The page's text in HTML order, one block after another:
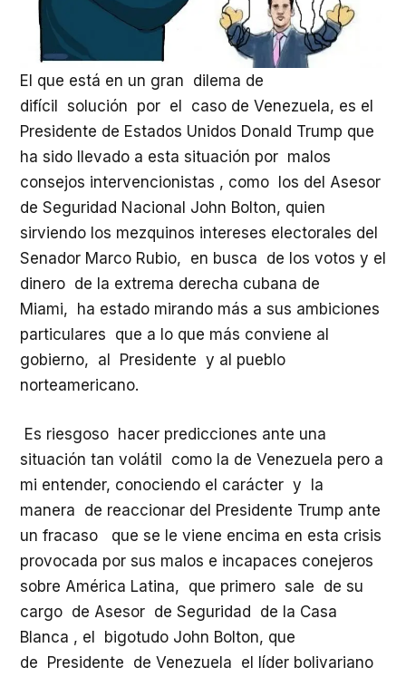
El que está en un gran dilema de
difícil solución por el caso de Venezuela, es el
Presidente de Estados Unidos Donald Trump que
ha sido llevado a esta situación por malos
consejos intervencionistas , como los del Asesor
de Seguridad Nacional John Bolton, quien
sirviendo los mezquinos intereses electorales del
Senador Marco Rubio, en busca de los votos y el
dinero de la extrema derecha cubana de
Miami, ha estado mirando más a sus ambiciones
particulares que a lo que más conviene al
gobierno, al Presidente y al pueblo
norteamericano.
Es riesgoso hacer predicciones ante una
situación tan volátil como la de Venezuela pero a
mi entender, conociendo el carácter y la
manera de reaccionar del Presidente Trump ante
un fracaso que se le viene encima en esta crisis
provocada por sus malos e incapaces conejeros
sobre América Latina, que primero sale de su
cargo de Asesor de Seguridad de la Casa
Blanca , el bigotudo John Bolton, que
de Presidente de Venezuela el líder bolivariano